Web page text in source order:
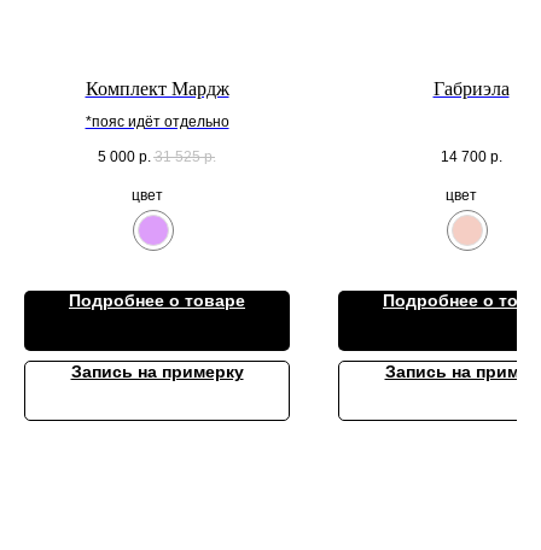
Комплект Мардж
*пояс идёт отдельно
5 000 р. 31 525 р.
цвет
Подробнее о товаре
Запись на примерку
Габриэла
14 700 р.
цвет
Подробнее о
Запись на